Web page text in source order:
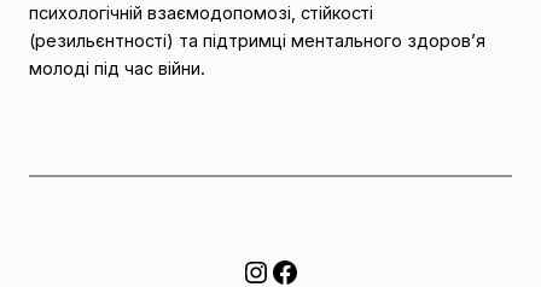
психологічній взаємодопомозі, стійкості
(резильєнтності) та підтримці ментального здоров’я
молоді під час війни.